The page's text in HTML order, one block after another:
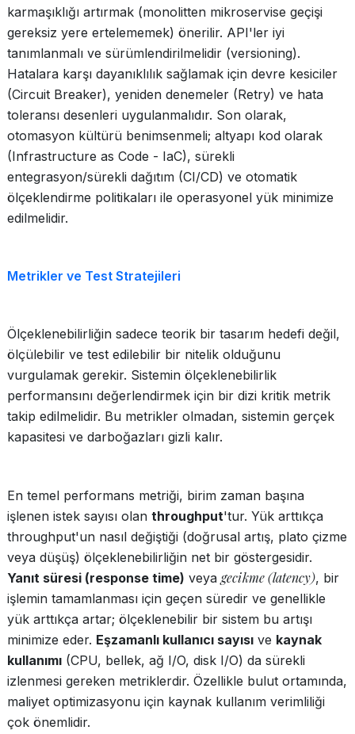
karmaşıklığı artırmak (monolitten mikroservise geçişi
gereksiz yere ertelememek) önerilir. API'ler iyi
tanımlanmalı ve sürümlendirilmelidir (versioning).
Hatalara karşı dayanıklılık sağlamak için devre kesiciler
(Circuit Breaker), yeniden denemeler (Retry) ve hata
toleransı desenleri uygulanmalıdır. Son olarak,
otomasyon kültürü benimsenmeli; altyapı kod olarak
(Infrastructure as Code - IaC), sürekli
entegrasyon/sürekli dağıtım (CI/CD) ve otomatik
ölçeklendirme politikaları ile operasyonel yük minimize
edilmelidir.
Metrikler ve Test Stratejileri
Ölçeklenebilirliğin sadece teorik bir tasarım hedefi değil,
ölçülebilir ve test edilebilir bir nitelik olduğunu
vurgulamak gerekir. Sistemin ölçeklenebilirlik
performansını değerlendirmek için bir dizi kritik metrik
takip edilmelidir. Bu metrikler olmadan, sistemin gerçek
kapasitesi ve darboğazları gizli kalır.
En temel performans metriği, birim zaman başına
işlenen istek sayısı olan throughput'tur. Yük arttıkça
throughput'un nasıl değiştiği (doğrusal artış, plato çizme
veya düşüş) ölçeklenebilirliğin net bir göstergesidir.
Yanıt süresi (response time) veya gecikme (latency), bir
işlemin tamamlanması için geçen süredir ve genellikle
yük arttıkça artar; ölçeklenebilir bir sistem bu artışı
minimize eder. Eşzamanlı kullanıcı sayısı ve kaynak
kullanımı (CPU, bellek, ağ I/O, disk I/O) da sürekli
izlenmesi gereken metriklerdir. Özellikle bulut ortamında,
maliyet optimizasyonu için kaynak kullanım verimliliği
çok önemlidir.